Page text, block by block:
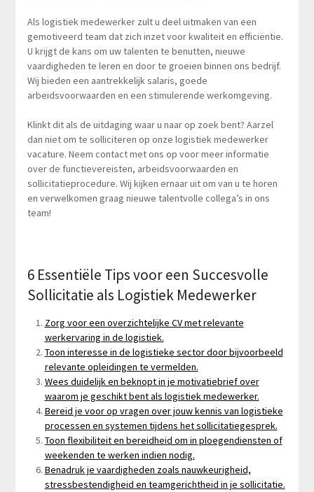
Als logistiek medewerker zult u deel uitmaken van een
gemotiveerd team dat zich inzet voor kwaliteit en efficiëntie.
U krijgt de kans om uw talenten te benutten, nieuwe
vaardigheden te leren en door te groeien binnen ons bedrijf.
Wij bieden een aantrekkelijk salaris, goede
arbeidsvoorwaarden en een stimulerende werkomgeving.
Klinkt dit als de uitdaging waar u naar op zoek bent? Aarzel
dan niet om te solliciteren op onze logistiek medewerker
vacature. Neem contact met ons op voor meer informatie
over de functievereisten, arbeidsvoorwaarden en
sollicitatieprocedure. Wij kijken ernaar uit om van u te horen
en verwelkomen graag nieuwe talentvolle collega’s in ons
team!
6 Essentiële Tips voor een Succesvolle
Sollicitatie als Logistiek Medewerker
Zorg voor een overzichtelijke CV met relevante
werkervaring in de logistiek.
Toon interesse in de logistieke sector door bijvoorbeeld
relevante opleidingen te vermelden.
Wees duidelijk en beknopt in je motivatiebrief over
waarom je geschikt bent als logistiek medewerker.
Bereid je voor op vragen over jouw kennis van logistieke
processen en systemen tijdens het sollicitatiegesprek.
Toon flexibiliteit en bereidheid om in ploegendiensten of
weekenden te werken indien nodig.
Benadruk je vaardigheden zoals nauwkeurigheid,
stressbestendigheid en teamgerichtheid in je sollicitatie.